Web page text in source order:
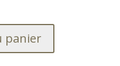
panier